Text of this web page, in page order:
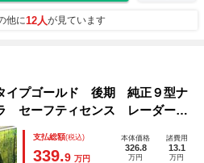
他に12人が見ています
プゴールド 後期 純正９型ナ
セーフティセンス レーダーク
ト ハーフレザー 前後ドラレ
ＴＣ Ｂｌｕｅｔｏｏｔｈ
支払総額(税込)
339.9 万円
本体価格
326.8
万円
諸費用
13.1
万円